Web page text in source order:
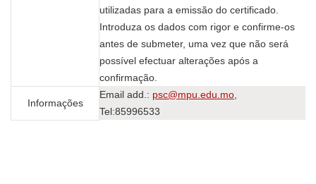
utilizadas para a emissão do certificado.
Introduza os dados com rigor e confirme-os
antes de submeter, uma vez que não será
possível efectuar alterações após a
confirmação.
Informações
Email add.: psc@mpu.edu.mo,
Tel:85996533